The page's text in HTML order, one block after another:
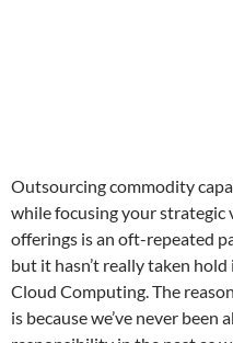
Outsourcing commodity
while focusing your strategic
offerings is an oft-repeated
but it hasn’t really taken
Cloud Computing. The
is because we’ve never